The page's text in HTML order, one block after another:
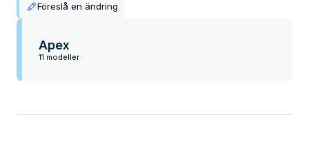
Föreslå en ändring
Apex
11 modeller